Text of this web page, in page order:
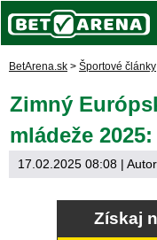
BetArena.sk > Športové články
Zimný
mládeže
17.02.2025 08:08 |
Získaj